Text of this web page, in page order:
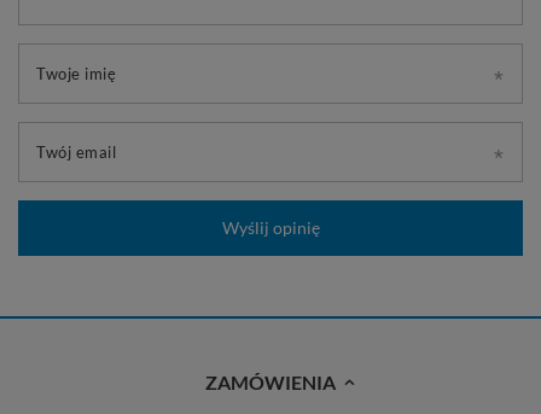
Twoje imię
Twój email
Wyślij opinię
ZAMÓWIENIA